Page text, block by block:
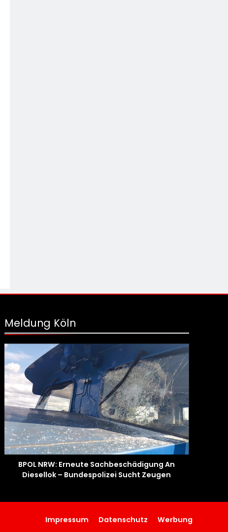
Meldung Köln
BPOL NRW: Erneute Sachbeschädigung An
Diesellok – Bundespolizei Sucht Zeugen
Impressum Datenschutz Werbung